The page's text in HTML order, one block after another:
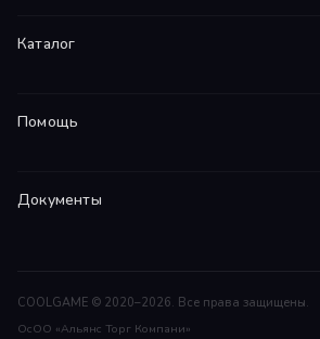
Каталог
Помощь
Инструкции
Гарантии
Документы
Возврат средств
COOLGAME © 2020–2026. Все права защищены.
ОсОО «Альянс Торг Компани»